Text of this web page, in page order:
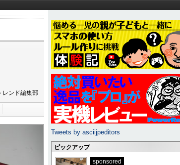
ンド編集部
Tweets by asciijpeditors
ピックアップ
sponsored